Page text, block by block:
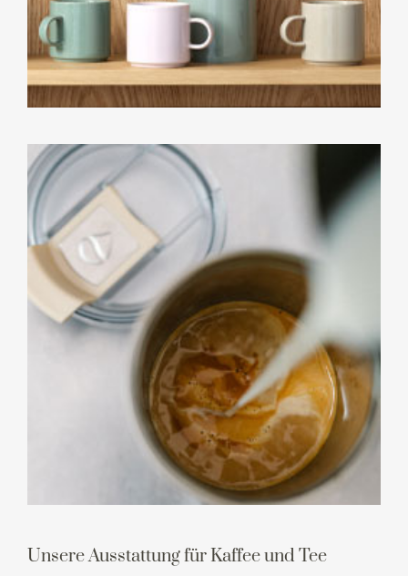
Unsere Ausstattung für Kaffee und Tee